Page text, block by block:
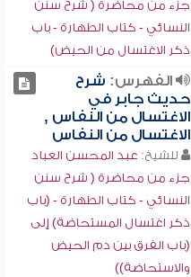
جزء من محاضرة ( شرح سنن
النسائي - كتاب الطهارة - باب
ذكر الاغتسال من الحيض)
الفهرس: شرح
حديث جابر في
الاغتسال من النفاس ,
الاغتسال من النفاس
للشيخ: عبد المحسن العباد
جزء من محاضرة ( شرح سنن
النسائي - كتاب الطهارة - (باب
ذكر اغتسال المستحاضة) إلى
(باب الفرق بين دم الحيض
والاستحاضة))